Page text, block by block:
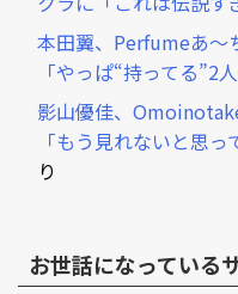
本田翼、Perfumeあ～
「やっぱ“持ってる”2
影山優佳、
「もう見れないと思っ
り
お世話になっている